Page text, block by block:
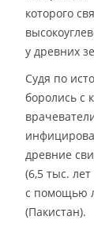
которого
у древних
Судя по
боролись с
древние
(6,5 тыс.
с помощью
(Пакистан).